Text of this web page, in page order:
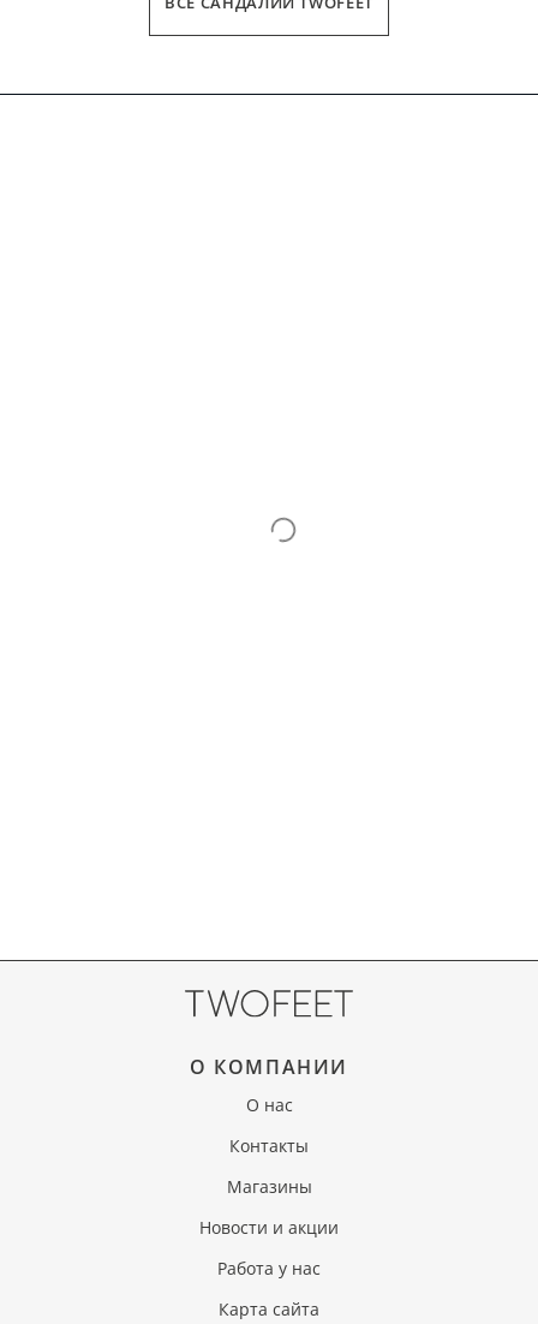
О КОМПАНИИ
О нас
Контакты
Магазины
Новости и акции
Работа у нас
Карта сайта